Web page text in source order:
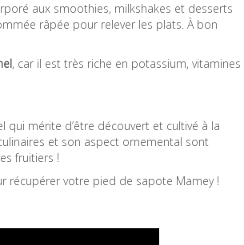
aux smoothies, milkshakes et desserts
râpée pour relever les plats. À bon
, car il est très riche en potassium, vitamines
mérite d’être découvert et cultivé à la
et son aspect ornemental sont
fruitiers !
récupérer votre pied de sapote Mamey !